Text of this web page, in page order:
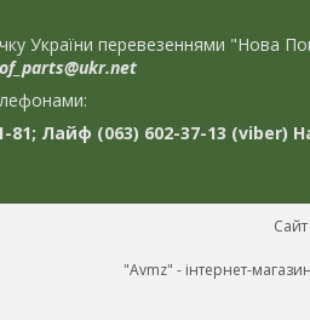
України перевезеннями
81; Лайф (063) 602-37-13 (viber)